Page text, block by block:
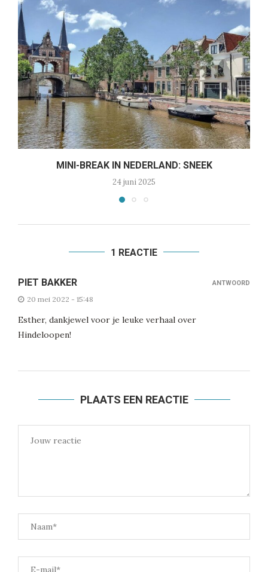
MINI-BREAK IN NEDERLAND: SNEEK
24 juni 2025
1 REACTIE
PIET BAKKER
20 mei 2022 - 15:48
Esther, dankjewel voor je leuke verhaal over
Hindeloopen!
ANTWOORD
PLAATS EEN REACTIE